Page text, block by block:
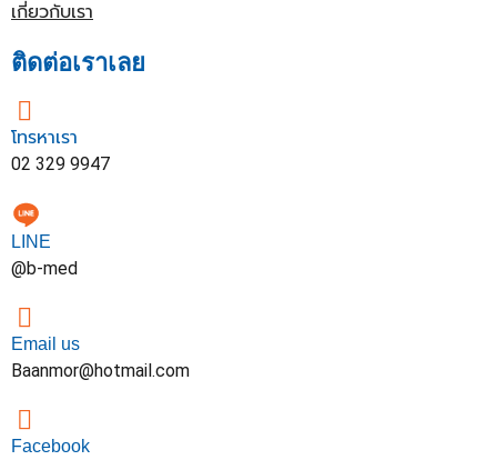
เกี่ยวกับเรา
ติดต่อเราเลย
โทรหาเรา
02 329 9947
LINE
@b-med
Email us
Baanmor@hotmail.com
Facebook